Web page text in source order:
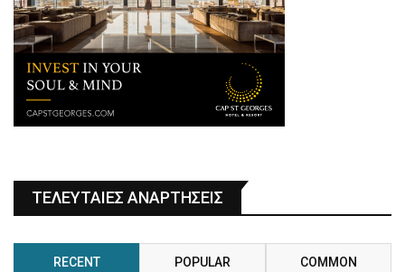
ΤΕΛΕΥΤΑΙΕΣ ΑΝΑΡΤΗΣΕΙΣ
RECENT POPULAR COMMON